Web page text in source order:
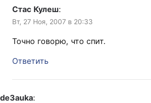
Стас Кулеш:
Вт, 27 Ноя, 2007 в 20:33
Точно говорю, что спит.
Ответить
de3auka: